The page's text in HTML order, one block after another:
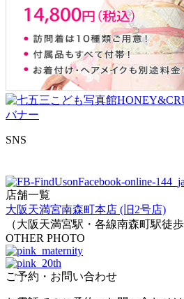
SNS
店舗一覧
大阪天満宮南森町本店 (旧2号店)
（大阪天満宮駅・各線南森町駅徒歩
OTHER PHOTO
ご予約・お問い合わせ